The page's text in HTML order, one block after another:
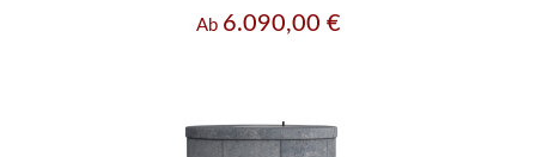
Regulärer Preis:
Ab 6.090,00 €